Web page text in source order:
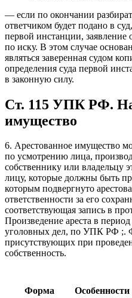
— если по окончании
ответчиком будет подано в
первой инстанции, заявление
по иску. В этом случае
являться заверенная судом
определения суда первой
в законную силу.
Ст. 115 УПК РФ.
имущество
6. Арестованное имущество
по усмотрению лица,
собственнику или владельцу
лицу, которые должны быть
которым подвергнуто
ответственности за его
соответствующая запись в
Произведение ареста в
уголовных дел, по УПК РФ ;.
присутствующих при
собственность.
Форма Особенности